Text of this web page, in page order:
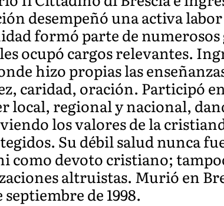
desempeñó una activa
formó parte de
ocupó cargos relevantes.
hizo propias las
caridad, oración. Participó
local, regional y nacional,
los valores de la
Su débil salud nunca
como devoto cristiano;
altruistas. Murió en
septiembre de 1998.